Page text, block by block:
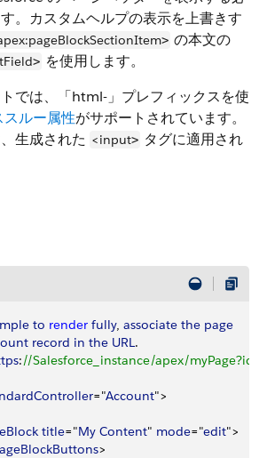
。カスタムヘルプの表示を上書きす
> の本文の
> を使用します。
では、「html-」プレフィックスを使
ルー属性がサポートされています。
生成された <input> タグに適用され
to render fully, associate the page
record in the URL.
://Salesforce_instance/apex/
="Account">
title="My Content" mode="edit">
>